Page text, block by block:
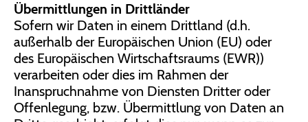
Übermittlungen in Drittländer
Sofern wir Daten in einem Drittland (d.h.
außerhalb der Europäischen Union (EU) oder
des Europäischen Wirtschaftsraums (EWR))
verarbeiten oder dies im Rahmen der
Inanspruchnahme von Diensten Dritter oder
Offenlegung, bzw. Übermittlung von Daten an